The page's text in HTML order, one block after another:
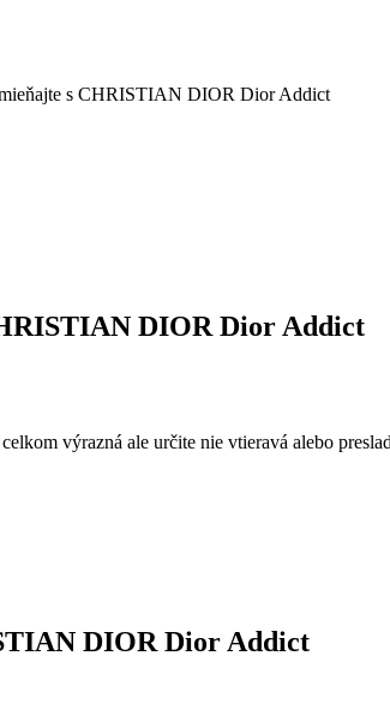
s CHRISTIAN DIOR Dior Addict
DIOR Dior Addict
výrazná ale určite nie vtieravá alebo
DIOR Dior Addict